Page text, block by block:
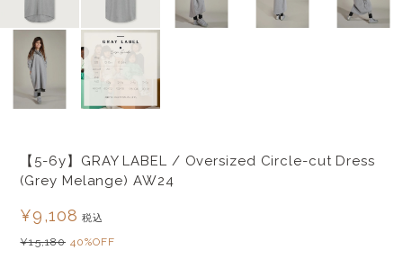
【5-6y】GRAY LABEL / Oversized Circle-cut Dress
(Grey Melange) AW24
¥9,108 税込
¥15,180 40%OFF